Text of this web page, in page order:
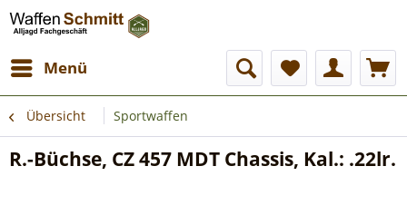
Menü
Übersicht Sportwaffen
R.-Büchse, CZ 457 MDT Chassis, Kal.: .22lr.